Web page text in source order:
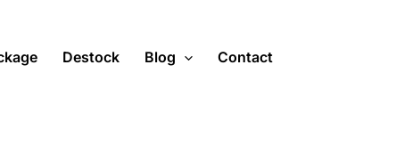
Destock Blog Contact